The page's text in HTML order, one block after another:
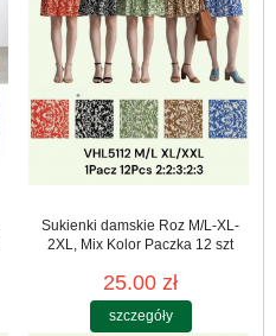
Sukienki damskie Roz M/L-XL-
2XL, Mix Kolor Paczka 12 szt
25.00 zł
szczegóły